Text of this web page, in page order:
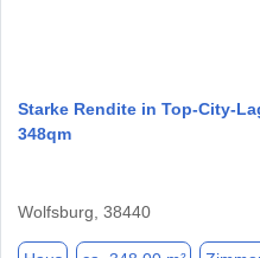
Starke Rendite in Top-City-
348qm
Wolfsburg, 38440